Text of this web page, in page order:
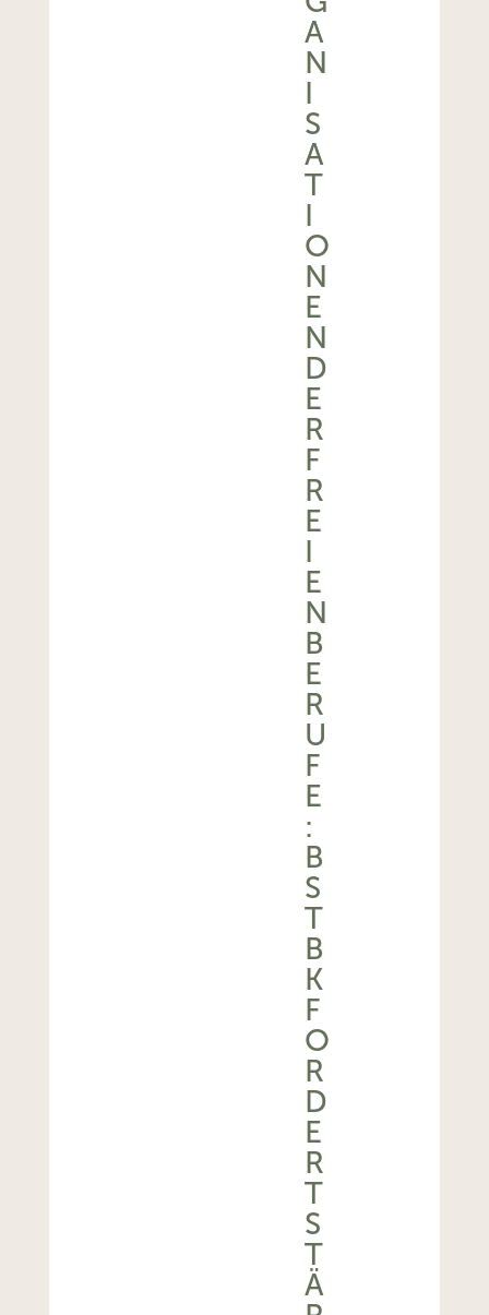
A
N
I
S
A
T
I
O
N
E
N
D
E
R
F
R
E
I
E
N
B
E
R
U
F
E
:
B
S
T
B
K
F
O
R
D
E
R
T
S
T
Ä